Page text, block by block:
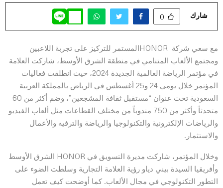
شارك 0
مع سعي شركة HONORالمستمر للتركيز على تجربة اللاعبين
ومجتمع الألعاب المتنامي في منطقة الشرق الأوسط، شاركت العلامة
في مؤتمر الرياضة العالمية الجديدة 2024، حيث انطلقت فعاليات
المؤتمر خلال يومي 24 و25 أغسطس في الرياض بالمملكة العربية
السعودية تحت عنوان “مستقبل ثقافة المشجعين”، وضم أكثر من 60
متحدثاً وأكثر من 750 مندوباً من مختلف القطاعات مثل ألعاب الفيديو
والرياضات الإلكترونية والتكنولوجيا والرياضة والترفيه والأعمال
والاستثمار.
وخلال المؤتمر، شاركت مديرة التسويق في HONOR الشرق الأوسط
وأفريقيا السيدة بيني دياو رؤية العلامة التجارية وسلطت الضوء على
التطور التكنولوجي في مجال الألعاب. كما أوضحت كيف تعمل